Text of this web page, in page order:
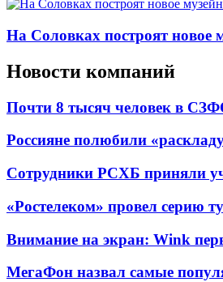
На Соловках построят новое
Новости компаний
Почти 8 тысяч человек в
Россияне полюбили
Сотрудники РСХБ приняли
«Ростелеком» провел серию
Внимание на экран: Wink
МегаФон назвал самые